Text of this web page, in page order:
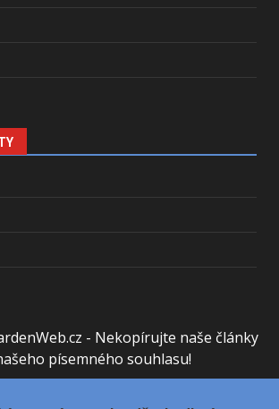
- Nekopírujte naše články
písemného souhlasu!